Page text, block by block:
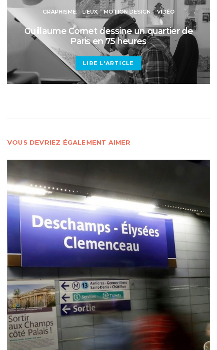
GRAPHISME LIEUX MOTION DESIGN VIDÉO
Guillaume Cornet dessine un quartier de
Paris en 75 heures
LIRE L'ARTICLE
VOUS DEVRIEZ ÉGALEMENT AIMER